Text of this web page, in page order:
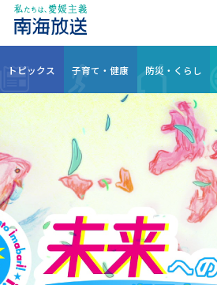
トピックス 子育て・健康 防災・くらし